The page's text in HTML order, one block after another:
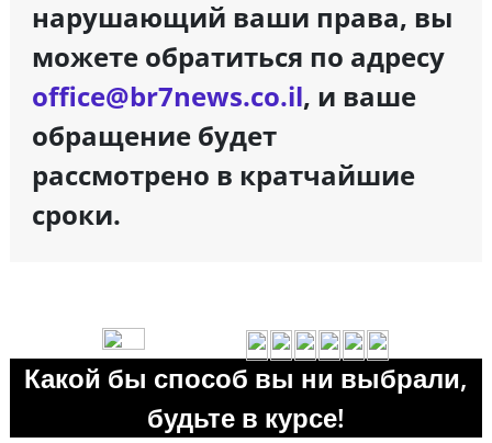
нарушающий ваши права, вы
можете обратиться по адресу
office@br7news.co.il, и ваше
обращение будет
рассмотрено в кратчайшие
сроки.
Какой бы способ вы ни выбрали,
будьте в курсе!